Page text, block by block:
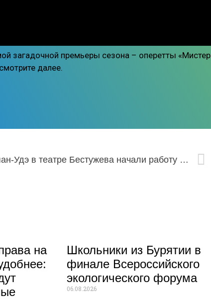
загадочной премьеры сезона – оперетты «Мистер
далее.
В Улан-Удэ в театре Бестужева начали работу над новой премьерой
на
Школьники из Бурятии в
финале Всероссийского
экологического форума
06.08.2026